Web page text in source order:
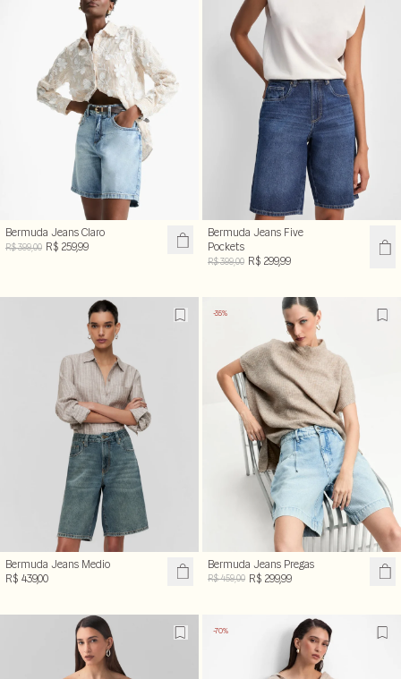
Bermuda Jeans Claro
R$ 399,00 R$ 259,99
Bermuda Jeans Five
Pockets
R$ 399,00 R$ 299,99
Bermuda Jeans Medio
R$ 439,00
-35%
Bermuda Jeans Pregas
R$ 459,00 R$ 299,99
-70%